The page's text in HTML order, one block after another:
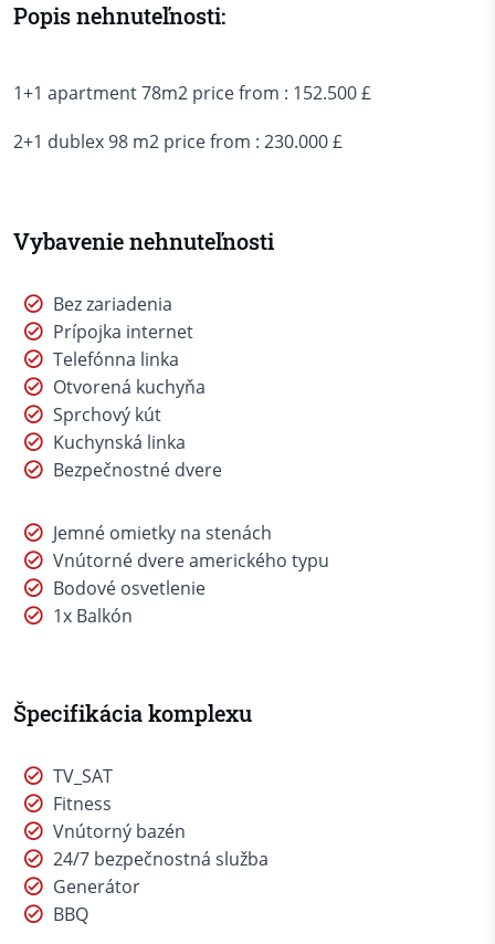
Popis nehnuteľnosti:
1+1 apartment 78m2 price from : 152.500 £
2+1 dublex 98 m2 price from : 230.000 £
Vybavenie nehnuteľnosti
Bez zariadenia
Prípojka internet
Telefónna linka
Otvorená kuchyňa
Sprchový kút
Kuchynská linka
Bezpečnostné dvere
Jemné omietky na stenách
Vnútorné dvere amerického typu
Bodové osvetlenie
1x Balkón
Špecifikácia komplexu
TV_SAT
Fitness
Vnútorný bazén
24/7 bezpečnostná služba
Generátor
BBQ